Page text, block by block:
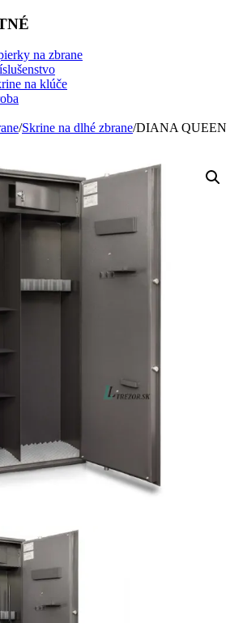
na zbrane
na klúče
/Skrine na dlhé zbrane/DIANA QUEEN